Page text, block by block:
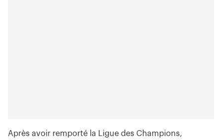
Après avoir remporté la Ligue des Champions,